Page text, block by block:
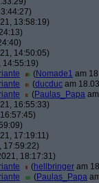
13:58:19)
14:50:05)
14:55:19)
(Nomade1 am
(ducduc am
(Paulas_Papa
16:55:33)
17:19:11)
17:59:22)
18:17:31)
(hellbringer am
(Paulas_Papa